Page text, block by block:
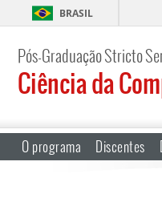
BRASIL
Pós-Graduação Stricto
Ciência da
O programa Discentes